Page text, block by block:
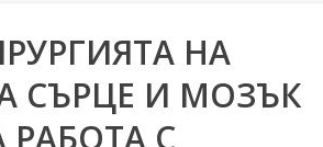
НА
СЪРЦЕ И МОЗЪК
С